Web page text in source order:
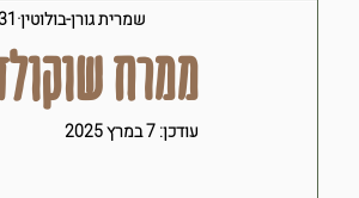
מילים על בריאות
קציצות ולביבות
על ממרח
שמרית גורן-בולוטין 31
עודכן:7 במרץ 2025